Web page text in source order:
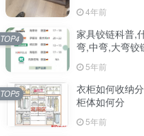
4年前
家具铰链科普,
弯,中弯,大弯铰
5年前
TOP4
衣柜如何收纳
柜体如何分
5年前
TOP5